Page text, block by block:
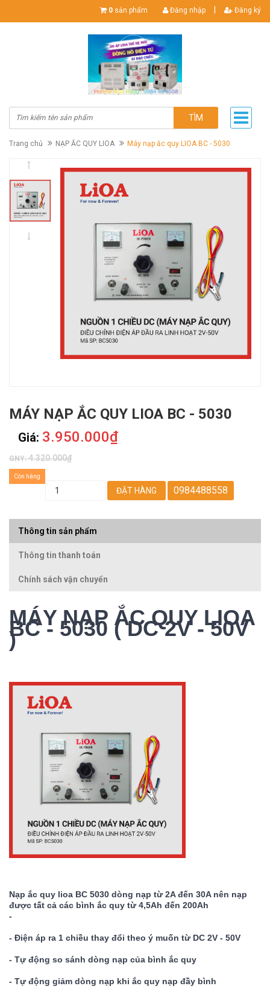
0 sản phẩm Đăng nhập Đăng ký
TÌM
Trang chủ NẠP ẮC QUY LIOA Máy nạp ắc quy LIOA BC - 5030
MÁY NẠP ẮC QUY LIOA BC - 5030
Giá: 3.950.000₫
GNY:4.320.000₫
Còn hàng
ĐẶT HÀNG 0984488558
Thông tin sản phẩm
Thông tin thanh toán
Chính sách vận chuyển
MÁY NẠP ẮC QUY LIOA
BC - 5030 ( DC 2V - 50V
)
Nạp ắc quy lioa BC 5030 dòng nạp từ 2A đến 30A nên nạp
được tất cả các bình ắc quy từ 4,5Ah đến 200Ah
-
- Điện áp ra 1 chiều thay đổi theo ý muốn từ DC 2V - 50V
- Tự động so sánh dòng nạp của bình ắc quy
- Tự động giảm dòng nạp khi ắc quy nạp đầy bình